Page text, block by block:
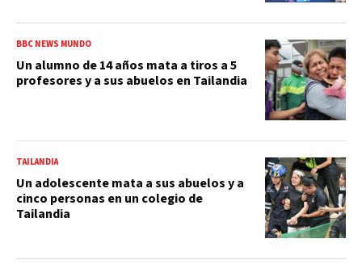
BBC NEWS MUNDO
Un alumno de 14 años mata a tiros a 5
profesores y a sus abuelos en Tailandia
TAILANDIA
Un adolescente mata a sus abuelos y a
cinco personas en un colegio de
Tailandia